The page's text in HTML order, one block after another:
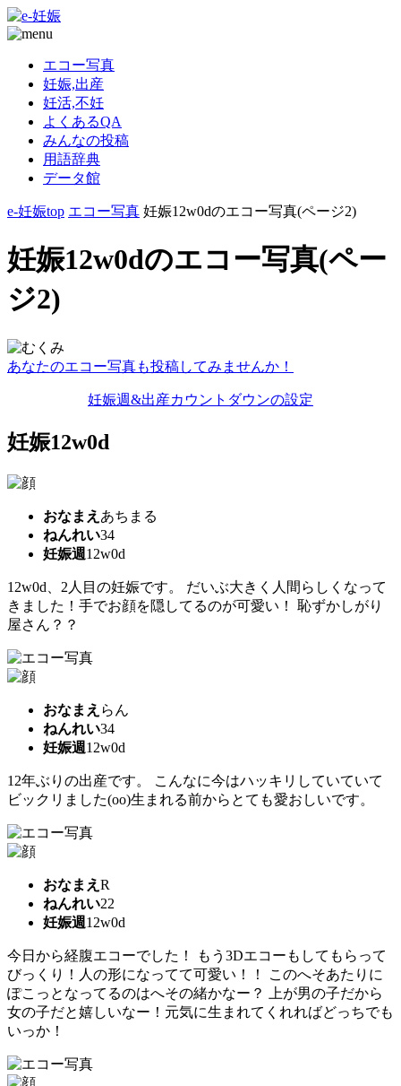
エコー写真
妊娠,出産
妊活,不妊
よくあるQA
みんなの投稿
用語辞典
データ館
e-妊娠top エコー写真 妊娠12w0dのエコー写真(ページ2)
妊娠12w0dのエコー写真(ペー
ジ2)
あなたのエコー写真も投稿してみませんか！
妊娠週&出産カウントダウンの設定
妊娠12w0d
おなまえ あちまる
ねんれい34
妊娠週12w0d
12w0d、2人目の妊娠です。 だいぶ大きく人間らしくなって
きました！手でお顔を隠してるのが可愛い！ 恥ずかしがり
屋さん？？
おなまえ らん
ねんれい34
妊娠週12w0d
12年ぶりの出産です。 こんなに今はハッキリしていていて
ビックリました(oo)生まれる前からとても愛おしいです。
おなまえ R
ねんれい22
妊娠週12w0d
今日から経腹エコーでした！ もう3Dエコーもしてもらって
びっくり！人の形になってて可愛い！！ このへそあたりに
ぽこっとなってるのはへその緒かなー？ 上が男の子だから
女の子だと嬉しいなー！元気に生まれてくれればどっちでも
いっか！